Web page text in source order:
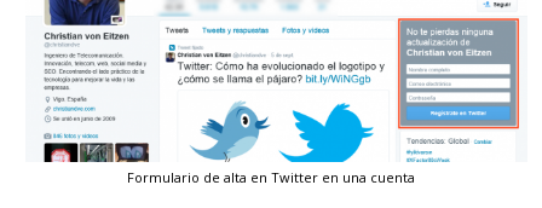
Formulario de alta en Twitter en una cuenta